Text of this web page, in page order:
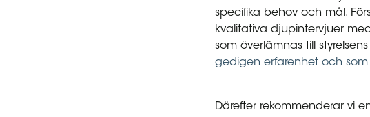
specifika behov och mål.
kvalitativa djupintervjuer
som överlämnas till
gedigen erfarenhet och som
Därefter rekommenderar vi